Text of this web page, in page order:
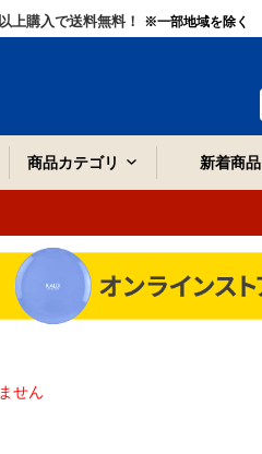
上購入で送料無料！ ※一部地域を除く
商品カテゴリ 新着商品
せん